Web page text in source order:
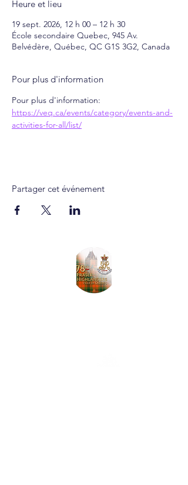
Heure et lieu
19 sept. 2026, 12 h 00 – 12 h 30
École secondaire Quebec, 945 Av.
Belvédère, Québec, QC G1S 3G2, Canada
Pour plus d'information
Pour plus d'information:
https://veq.ca/events/category/events-and-
activities-for-all/list/
Partager cet événement